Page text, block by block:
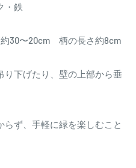
・鉄
30〜20cm 柄の長さ約8cm
り下げたり、壁の上部から垂
ず、手軽に緑を楽しむこと